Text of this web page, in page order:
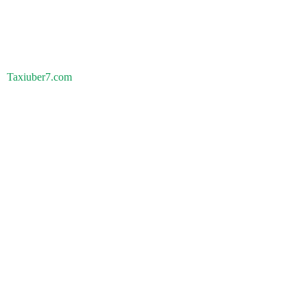
Taxiuber7.com